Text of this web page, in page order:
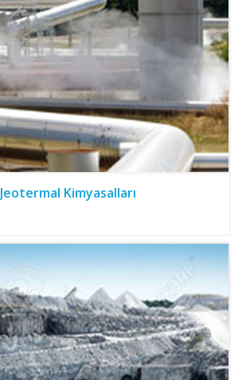
Jeotermal Kimyasalları